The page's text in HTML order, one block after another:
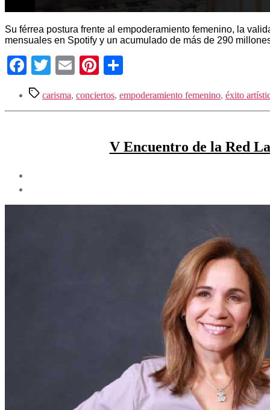
Su férrea postura frente al empoderamiento femenino, la
mensuales en Spotify y un acumulado de más de 290
Facebook
Twitter
EmailPinterest
Etiquetas
carisma, conciertos, empoderamiento femenino, éxito
V Encuentro de la Red